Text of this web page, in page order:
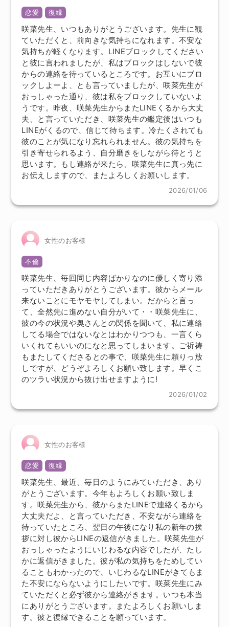
恋愛 復縁
咲菜先生、いつもありがとうございます。先生に観
ていただくと、前向きな気持ちになれます。不安な
気持ちが軽くなります。LINEブロックしてください
と彼に言われましたが、私はブロックはしないで彼
からの連絡を待っているところです。お互いにブロ
ックしよーよ、とも言っていましたが、咲菜先生が
おっしゃった通り、彼は私をブロックしていないよ
うです。昨夜、咲菜先生からまたLINEくるから大丈
夫、と言っていただき、咲菜先生の鑑定後はいつも
LINEがくるので、信じて待ちます。冷たくされても
彼のことが気になり忘れられません。彼の気持ちを
引き寄せられるよう、自分磨きをしながら待とうと
思います。もし連絡が来たら、咲菜先生に真っ先に
お伝えしますので、またよろしくお願いします。
2026/01/06
女性のお客様
不倫
咲菜先生、毎回同じ内容ばかりなのに優しく寄り添
っていただきありがとうございます。彼からメール
来ないことにモヤモヤしてしまい。だからと言っ
て、全然先に進めない自分がいて・・咲菜先生に、
彼の今の状況や奥さんとの関係を聞いて、私に連絡
してる場合ではないなとはわかりつつも、一言くら
いくれてもいいのになと思ってしまいます。ご祈祷
もまたしてくださるとの事で、咲菜先生に頼りっ放
しですが、どうぞよろしくお願い致します。早くこ
のツラい状況から抜け出せますように!
2026/01/02
女性のお客様
恋愛 復縁
咲菜先生、最近、毎日のようにみていただき、あり
がとうございます。今年もよろしくお願い致しま
す。咲菜先生から、彼からまたLINEで連絡くるから
大丈夫だよ、と言っていただき、不安ながら連絡を
待っていたところ、翌日の午後になり私の新年の挨
拶に対し彼からLINEの返信がきました。咲菜先生が
おっしゃったようにいじわるな内容でしたが、たし
かに返信がきました。彼が私の気持ちをためしてい
ることもわかったので、いじわるなLINEがきてもま
た不安にならないようにしたいです。咲菜先生にみ
ていただくと必ず彼から連絡がきます。いつも本当
にありがとうございます。またよろしくお願いしま
す。彼と復縁できることを願っています。